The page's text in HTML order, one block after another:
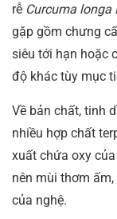
rễ Curcuma longa
gặp gồm chưng
siêu tới hạn hoặc
độ khác tùy mục
Về bản chất, tinh
nhiều hợp chất
xuất chứa oxy
nên mùi thơm
của nghệ.